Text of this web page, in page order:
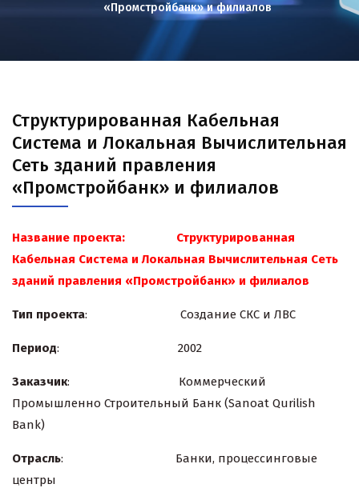
«Промстройбанк» и филиалов
Структурированная Кабельная
Система и Локальная Вычислительная
Сеть зданий правления
«Промстройбанк» и филиалов
Название проекта: Структурированная
Кабельная Система и Локальная Вычислительная Сеть
зданий правления «Промстройбанк» и филиалов
Тип проекта: Создание СКС и ЛВС
Период: 2002
Заказчик: Коммерческий
Промышленно Строительный Банк (Sanoat Qurilish
Bank)
Отрасль: Банки, процессинговые
центры